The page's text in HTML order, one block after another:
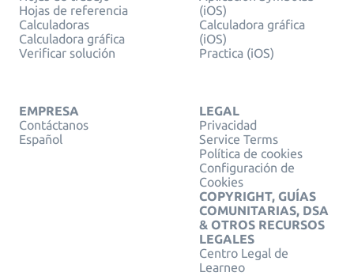
Hojas de referencia
Calculadoras
Calculadora gráfica
Verificar solución
(iOS)
Calculadora gráfica
(iOS)
Practica (iOS)
EMPRESA
Contáctanos
Español
LEGAL
Privacidad
Service Terms
Política de cookies
Configuración de
Cookies
COPYRIGHT, GUÍAS
COMUNITARIAS, DSA
& OTROS RECURSOS
LEGALES
Centro Legal de
Learneo